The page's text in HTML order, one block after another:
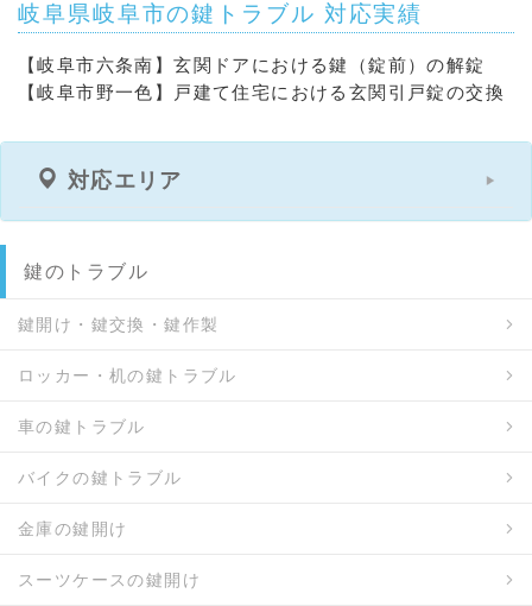
町 / 長良井田 / 長良一楽 / 長良大路 / 長良大前町 / 長
/ 長良校前町 / 長良校文町 / 長良幸和町 / 長良子正賀
/ 長良小松町 / 長良桜井町 / 長良志段見 / 長良白妙町
長良友瀬 / 長良南陽町 / 長良西野前 / 長良西山前 / 長
良宮路町 / 長良森町 / 長良有楽町 / 長良竜東町 / 長良
鶉 / 西改田 / 西改田上の町 / 西改田川向 / 西改田米野
改田七石 / 西改田松の木 / 西改田宮西 / 西改田村前 /
木町 / 西島町 / 西園町 / 西玉宮町 / 西問屋町 / 西中島
町 / 日光町 / 二番町 / 布屋町 / 野一色 / 則武 / 則武中
/ 白山町 / 羽衣町 / 端詰町 / 橋本町 / 八幡町 / 蜂屋町
町 / 春近古市場南 / 春近古市場北 / 万代町 / 光町 / 東
岐阜県岐阜市の鍵トラブル 対応実績
【岐阜市六条南】玄関ドアにおける鍵（錠前）の解錠
【岐阜市野一色】戸建て住宅における玄関引戸錠の交換
対応エリア
鍵のトラブル
鍵開け・鍵交換・鍵作製
ロッカー・机の鍵トラブル
車の鍵トラブル
バイクの鍵トラブル
金庫の鍵開け
スーツケースの鍵開け